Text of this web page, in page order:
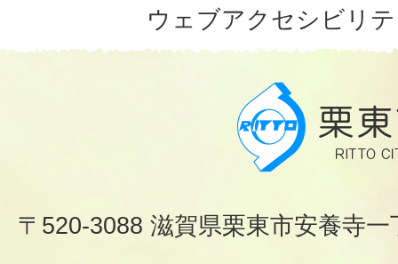
ウェブアクセシビリ
〒520-3088 滋賀県栗東市安養寺